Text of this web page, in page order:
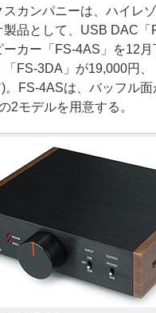
カンパニーは、ハイレ
製品として、USB DAC
ーカー「FS-4AS」を12
「FS-3DA」が19,000円
。FS-4ASは、バッフル面
2モデルを用意する。